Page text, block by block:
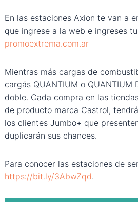
En las estaciones Axion te van a
que ingrese a la web e ingreses
promoextrema.com.ar
Mientras más cargas de
cargás QUANTIUM o QUANTIUM
doble. Cada compra en las
de producto marca Castrol,
los clientes Jumbo+ que
duplicarán sus chances.
Para conocer las estaciones de
https://bit.ly/3AbwZqd.